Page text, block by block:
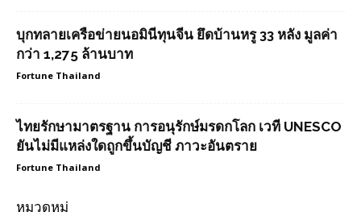
บุกทลายเครือข่ายนอมินีทุนจีน ยึดบ้านหรู 33 หลัง มูลค่า
กว่า 1,275 ล้านบาท
Fortune Thailand
ไทยรักษามาตรฐาน การอนุรักษ์มรดกโลก เวที UNESCO
ยันไม่มีแหล่งใดถูกขึ้นบัญชี ภาวะอันตราย
Fortune Thailand
หมวดหมู่